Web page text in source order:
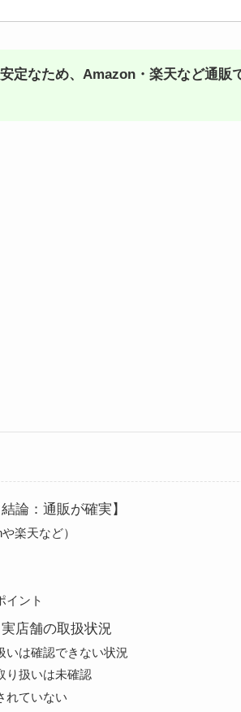
定なため、Amazon・楽天など通販
論：通販が確実】
楽天など）
イント
店舗の取扱状況
いは確認できない状況
り扱いは未確認
れていない